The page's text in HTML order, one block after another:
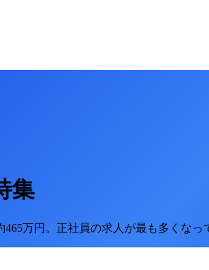
集
万円。 正社員の求人が最も多くなっ